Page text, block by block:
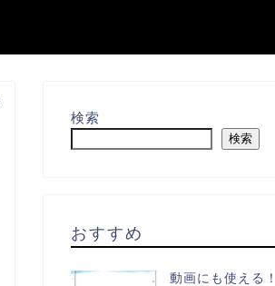
検索
検索
おすすめ
動画にも使える